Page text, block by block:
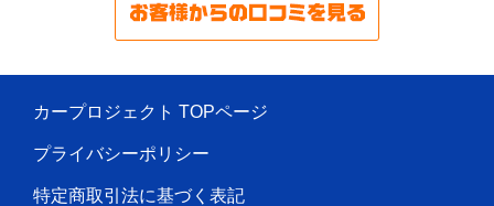
カープロジェクト TOPページ
プライバシーポリシー
特定商取引法に基づく表記